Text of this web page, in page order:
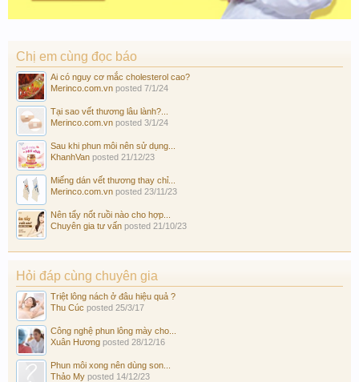
Chị em cùng đọc báo
Ai có nguy cơ mắc cholesterol cao?
Merinco.com.vn posted 7/1/24
Tại sao vết thương lâu lành?...
Merinco.com.vn posted 3/1/24
Sau khi phun môi nên sử dụng...
KhanhVan posted 21/12/23
Miếng dán vết thương thay chỉ...
Merinco.com.vn posted 23/11/23
Nên tẩy nốt ruồi nào cho hợp...
Chuyên gia tư vấn posted 21/10/23
Hỏi đáp cùng chuyên gia
Triệt lông nách ở đâu hiệu quả ?
Thu Cúc posted 25/3/17
Công nghệ phun lông mày cho...
Xuân Hương posted 28/12/16
Phun môi xong nên dùng son...
Thảo My posted 14/12/23